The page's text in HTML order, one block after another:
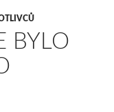
BYLO